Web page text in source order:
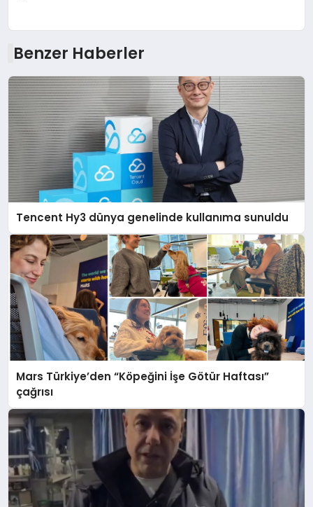
Benzer Haberler
Tencent Hy3 dünya genelinde kullanıma sunuldu
Mars Türkiye’den “Köpeğini İşe Götür Haftası”
çağrısı